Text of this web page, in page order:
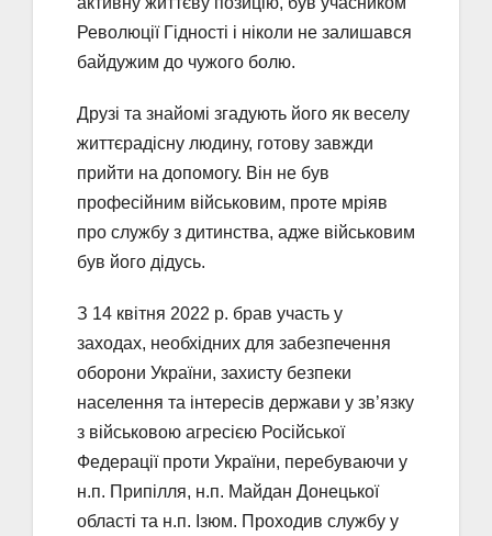
Революції Гідності і ніколи не залишався
байдужим до чужого болю.
Друзі та знайомі згадують його як веселу
життєрадісну людину, готову завжди
прийти на допомогу. Він не був
професійним військовим, проте мріяв
про службу з дитинства, адже військовим
був його дідусь.
З 14 квітня 2022 р. брав участь у
заходах, необхідних для забезпечення
оборони України, захисту безпеки
населення та інтересів держави у зв’язку
з військовою агресією Російської
Федерації проти України, перебуваючи у
н.п. Припілля, н.п. Майдан Донецької
області та н.п. Ізюм. Проходив службу у